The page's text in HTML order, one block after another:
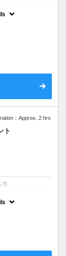
：Approx. 2 hrs
ト
方